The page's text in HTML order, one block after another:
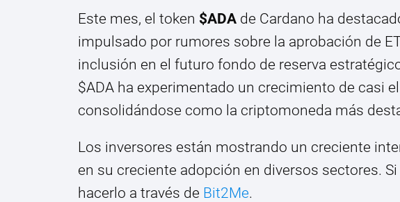
Este mes, el token $ADA de Cardano ha
impulsado por rumores sobre la aprobación de
inclusión en el futuro fondo de reserva
$ADA ha experimentado un crecimiento de casi el
consolidándose como la criptomoneda más
Los inversores están mostrando un creciente
en su creciente adopción en diversos sectores.
hacerlo a través de Bit2Me.